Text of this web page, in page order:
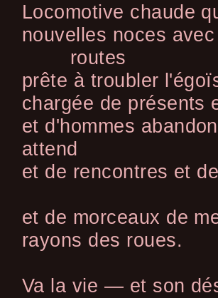
Locomotive chaude
nouvelles noces
routes
prête à troubler
chargée de présents
et d'hommes
attend
et de rencontres et
et de morceaux de
rayons des roues.
Va la vie — et son